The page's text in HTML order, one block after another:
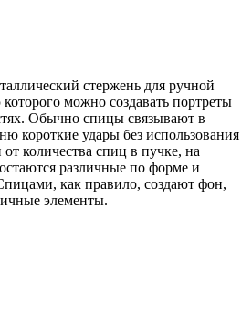
стержень для ручной
можно создавать портреты
Обычно спицы связывают в
короткие удары без использования
количества спиц в пучке, на
различные по форме и
как правило, создают фон,
элементы.